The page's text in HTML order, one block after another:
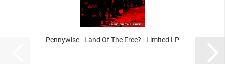
Pennywise - Land Of The Free? - Limited LP